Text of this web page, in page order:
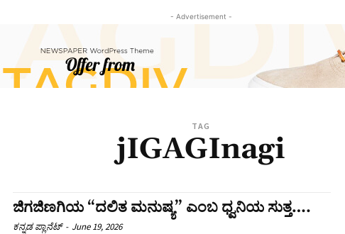
- Advertisement -
TAG
jIGAGInagi
ಜಿಗಜಿಣಗಿಯ “ದಲಿತ ಮನುಷ್ಯ” ಎಂಬ ಧ್ವನಿಯ ಸುತ್ತ….
ಕನ್ನಡ ಪ್ಲಾನೆಟ್ - June 19, 2026